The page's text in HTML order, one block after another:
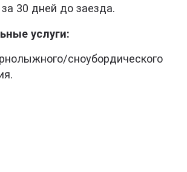
30 дней до заезда.
услуги:
сноубордического